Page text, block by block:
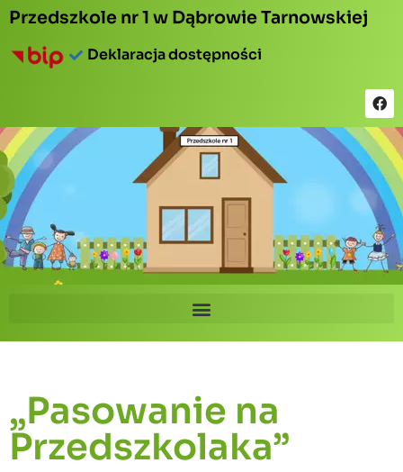
Przedszkole nr 1 w Dąbrowie Tarnowskiej
Deklaracja dostępności
„Pasowanie na
Przedszkolaka”